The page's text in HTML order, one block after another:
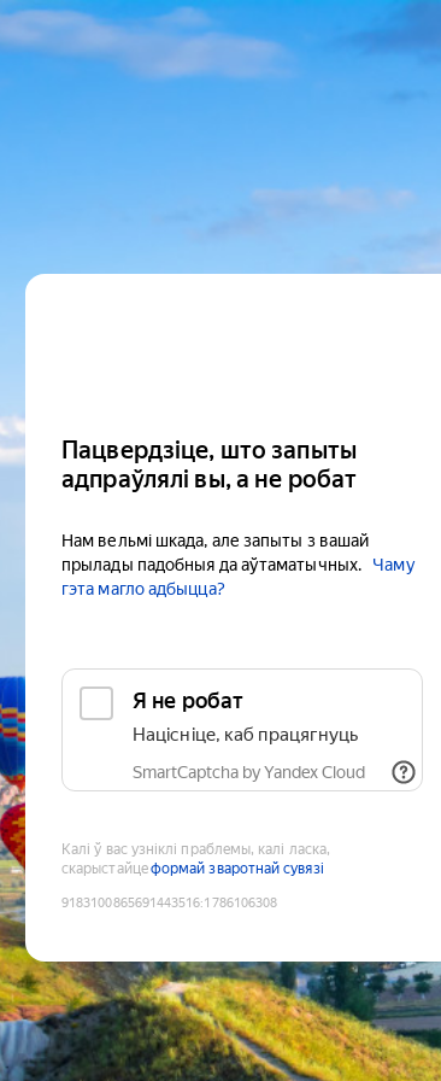
Пацвердзіце, што запыты
адпраўлялі вы, а не робат
Нам вельмі шкада, але запыты з вашай
прылады падобныя да аўтаматычных.
Чаму
гэта магло адбыцца?
Я не робат
Націсніце, каб працягнуць
SmartCaptcha by Yandex Cloud
Калі ў вас узніклі праблемы, калі ласка,
скарыстайцеформай зваротнай сувязі
9183100865691443516:1786106308